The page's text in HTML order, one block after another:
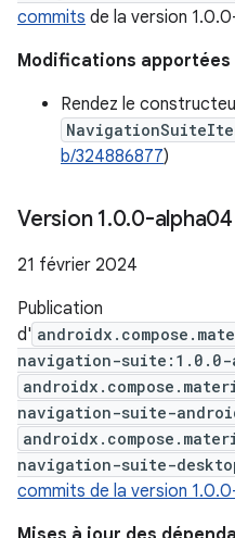
commits de la version
Modifications apportées
Rendez le
b/324886877)
Version 1.0.0-alpha04
21 février 2024
Publication
d'
navigation-suite:1.0.0-
navigation-suite-
navigation-suite-
commits de la version